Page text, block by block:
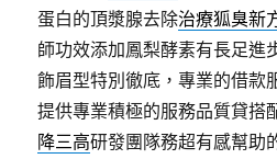
蛋白的頂漿腺去除治療狐臭新
師功效添加鳳梨酵素有長足進
飾眉型特別徹底，專業的借款
提供專業積極的服務品質貸搭
降三高研發團隊務超有感幫助